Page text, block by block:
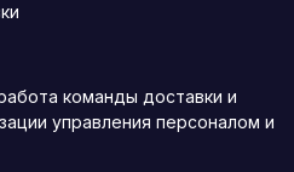
команды доставки и
управления персоналом и